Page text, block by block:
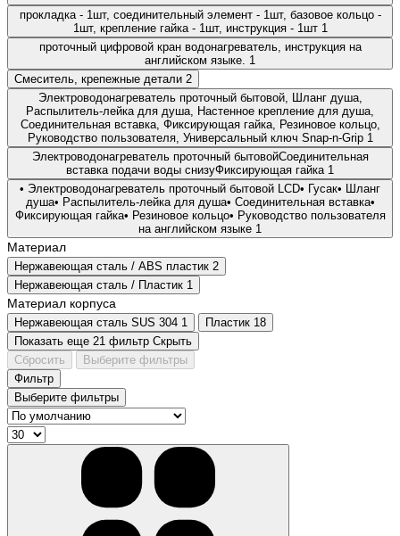
прокладка - 1шт, соединительный элемент - 1шт, базовое кольцо -
1шт, крепление гайка - 1шт, инструкция - 1шт 1
проточный цифровой кран водонагреватель, инструкция на
английском языке. 1
Смеситель, крепежные детали 2
Электроводонагреватель проточный бытовой, Шланг душа,
Распылитель-лейка для душа, Настенное крепление для душа,
Соединительная вставка, Фиксирующая гайка, Резиновое кольцо,
Руководство пользователя, Универсальный ключ Snap-n-Grip 1
Электроводонагреватель проточный бытовойСоединительная
вставка подачи воды снизуФиксирующая гайка 1
• Электроводонагреватель проточный бытовой LCD• Гусак• Шланг
душа• Распылитель-лейка для душа• Соединительная вставка•
Фиксирующая гайка• Резиновое кольцо• Руководство пользователя
на английском языке 1
Материал
Нержавеющая сталь / АВS пластик 2
Нержавеющая сталь / Пластик 1
Материал корпуса
Нержавеющая сталь SUS 304 1 Пластик 18
Показать еще 21 фильтр Скрыть
Сбросить
Выберите фильтры
Фильтр
Выберите фильтры